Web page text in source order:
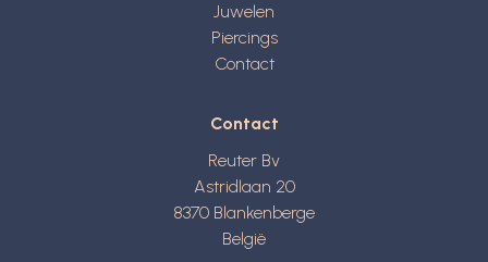
Juwelen
Piercings
Contact
Contact
Reuter Bv
Astridlaan 20
8370 Blankenberge
België